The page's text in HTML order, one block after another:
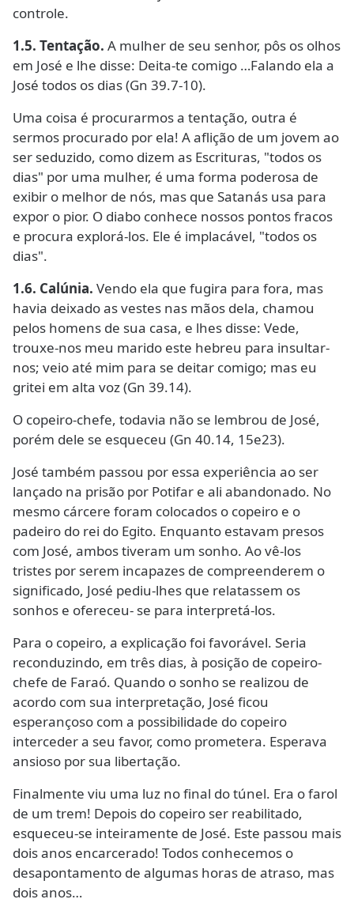
controle.
1.5. Tentação. A mulher de seu senhor, pôs os olhos
em José e lhe disse: Deita-te comigo …Falando ela a
José todos os dias (Gn 39.7-10).
Uma coisa é procurarmos a tentação, outra é
sermos procurado por ela! A aflição de um jovem ao
ser seduzido, como dizem as Escrituras, "todos os
dias" por uma mulher, é uma forma poderosa de
exibir o melhor de nós, mas que Satanás usa para
expor o pior. O diabo conhece nossos pontos fracos
e procura explorá-los. Ele é implacável, "todos os
dias".
1.6. Calúnia. Vendo ela que fugira para fora, mas
havia deixado as vestes nas mãos dela, chamou
pelos homens de sua casa, e lhes disse: Vede,
trouxe-nos meu marido este hebreu para insultar-
nos; veio até mim para se deitar comigo; mas eu
gritei em alta voz (Gn 39.14).
O copeiro-chefe, todavia não se lembrou de José,
porém dele se esqueceu (Gn 40.14, 15e23).
José também passou por essa experiência ao ser
lançado na prisão por Potifar e ali abandonado. No
mesmo cárcere foram colocados o copeiro e o
padeiro do rei do Egito. Enquanto estavam presos
com José, ambos tiveram um sonho. Ao vê-los
tristes por serem incapazes de compreenderem o
significado, José pediu-lhes que relatassem os
sonhos e ofereceu- se para interpretá-los.
Para o copeiro, a explicação foi favorável. Seria
reconduzindo, em três dias, à posição de copeiro-
chefe de Faraó. Quando o sonho se realizou de
acordo com sua interpretação, José ficou
esperançoso com a possibilidade do copeiro
interceder a seu favor, como prometera. Esperava
ansioso por sua libertação.
Finalmente viu uma luz no final do túnel. Era o farol
de um trem! Depois do copeiro ser reabilitado,
esqueceu-se inteiramente de José. Este passou mais
dois anos encarcerado! Todos conhecemos o
desapontamento de algumas horas de atraso, mas
dois anos…